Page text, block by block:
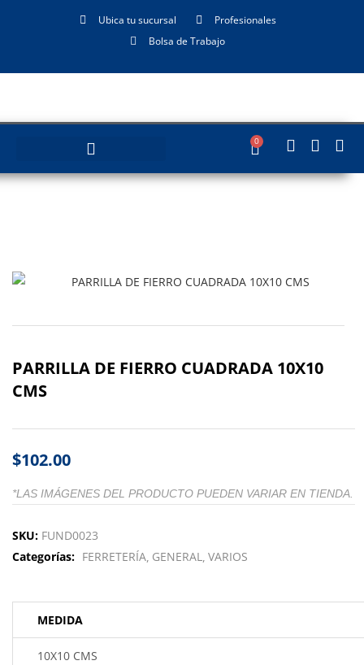
Ubica tu sucursal
Profesionales
Bolsa de Trabajo
0
PARRILLA DE FIERRO CUADRADA 10X10
CMS
$102.00
*LAS IMÁGENES DEL PRODUCTO PUEDEN VARIAR EN TIENDA.
SKU: FUND0023
Categorías: FERRETERÍA GENERAL VARIOS
MEDIDA
10X10 CMS